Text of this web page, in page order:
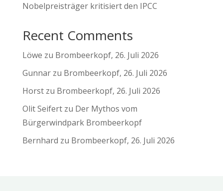
Nobelpreisträger kritisiert den IPCC
Recent Comments
Löwe zu Brombeerkopf, 26. Juli 2026
Gunnarzu Brombeerkopf, 26. Juli 2026
Horstzu Brombeerkopf, 26. Juli 2026
Olit Seifertzu Der Mythos vom
Bürgerwindpark Brombeerkopf
Bernhard zu Brombeerkopf, 26. Juli 2026